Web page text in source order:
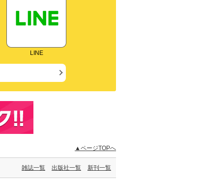
LINE
▲ページTOPへ
雑誌一覧 出版社一覧 新刊一覧